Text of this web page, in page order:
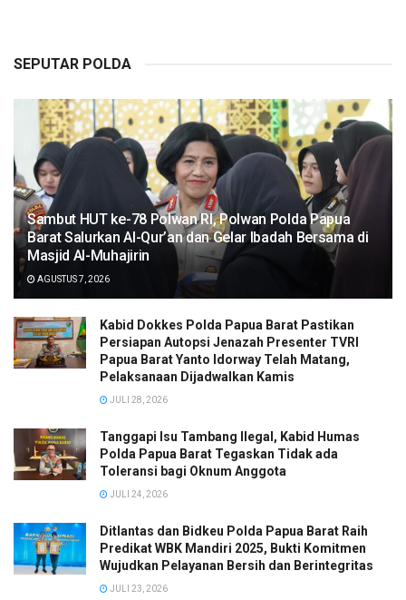
SEPUTAR POLDA
Sambut HUT ke-78 Polwan RI, Polwan Polda Papua
Barat Salurkan Al-Qur’an dan Gelar Ibadah Bersama di
Masjid Al-Muhajirin
AGUSTUS 7, 2026
Kabid Dokkes Polda Papua Barat Pastikan
Persiapan Autopsi Jenazah Presenter TVRI
Papua Barat Yanto Idorway Telah Matang,
Pelaksanaan Dijadwalkan Kamis
JULI 28, 2026
Tanggapi Isu Tambang Ilegal, Kabid Humas
Polda Papua Barat Tegaskan Tidak ada
Toleransi bagi Oknum Anggota
JULI 24, 2026
Ditlantas dan Bidkeu Polda Papua Barat Raih
Predikat WBK Mandiri 2025, Bukti Komitmen
Wujudkan Pelayanan Bersih dan Berintegritas
JULI 23, 2026